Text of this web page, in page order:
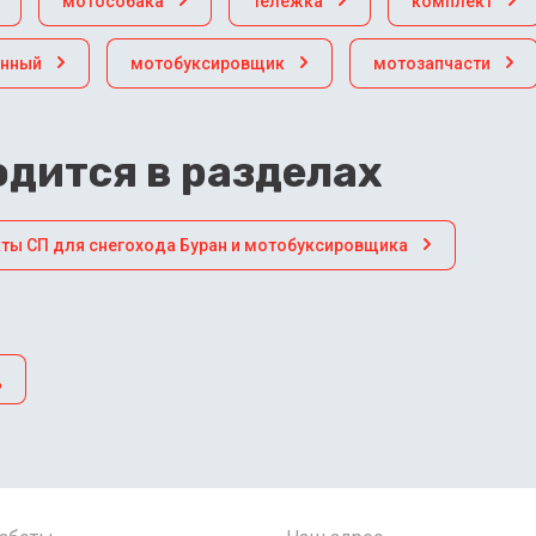
мотобуксировщик мотозапчасти
в разделах
СП для снегохода Буран и мотобуксировщика